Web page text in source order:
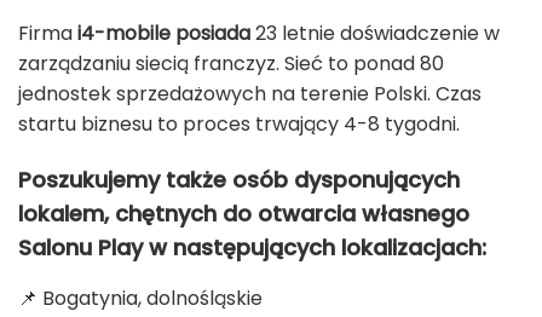
Firmai4-mobile posiada23 letnie doświadczenie w
zarządzaniu siecią franczyz. Sieć to ponad 80
jednostek sprzedażowych na terenie Polski. Czas
startu biznesu to proces trwający 4-8 tygodni.
Poszukujemy także osób dysponujących
lokalem, chętnych do otwarcia własnego
Salonu Play w następujących lokalizacjach:
📌 Bogatynia, dolnośląskie